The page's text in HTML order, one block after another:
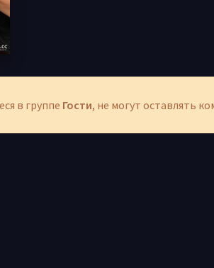
в группе Гости, не могут оставлять